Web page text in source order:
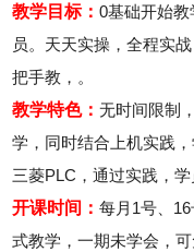
教学目标：0基础开始
员。天天实操，全程实
把手教，。
教学特色：无时间限制
学，同时结合上机实践
三菱PLC，通过实践，
开课时间：每月1号、
式教学，一期未学会，